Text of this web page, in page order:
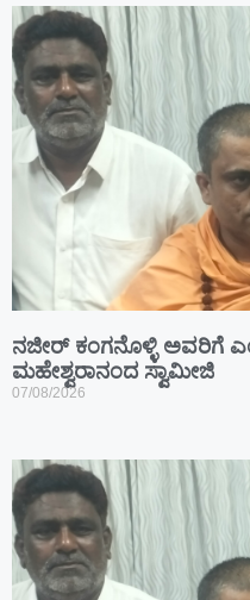
ನಜೀರ್ ಕಂಗನೊಳ್ಳಿ ಅವರಿಗೆ
ಮಹೇಶ್ವರಾನಂದ ಸ್ವಾಮೀಜಿ
07/08/2026